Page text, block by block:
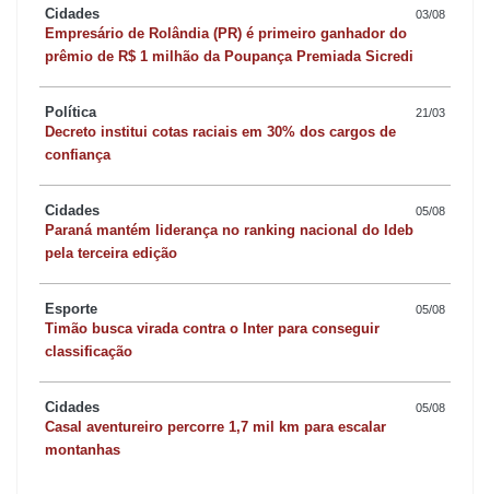
Cidades 03/08
Empresário de Rolândia (PR) é primeiro ganhador do
prêmio de R$ 1 milhão da Poupança Premiada Sicredi
Política 21/03
Decreto institui cotas raciais em 30% dos cargos de
confiança
Cidades 05/08
Paraná mantém liderança no ranking nacional do Ideb
pela terceira edição
Esporte 05/08
Timão busca virada contra o Inter para conseguir
classificação
Cidades 05/08
Casal aventureiro percorre 1,7 mil km para escalar
montanhas